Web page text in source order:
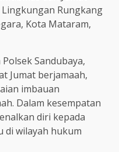
Rungkang
Kota Mataram,
Sandubaya,
Jumat berjamaah,
imbauan
Dalam kesempatan
diri kepada
di wilayah hukum